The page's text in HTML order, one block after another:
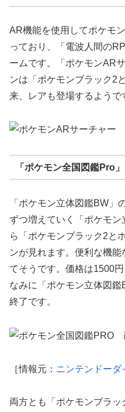
AR機能を使用してポケモ
っており、「電波人間の
ームです。「ポケモンAR
ンは「ポケモンブラック2
来、レアも登場するようで
「ポケモン全国図鑑Pro」
「ポケモン立体図鑑BW」
ずつ増えていく「ポケモ
ら「ポケモンブラック2と
ンが見れます。便利な機
てそうです。価格は1500
なみに「ポケモン立体図
終了です。
［情報元： ニンテンドーダ
両方とも「ポケモンブラ